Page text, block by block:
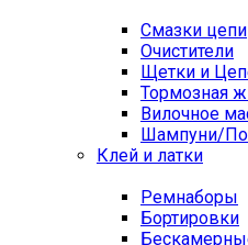
Смазки цепи
Очистители
Щетки и
Тормозная
Вилочное
Шампуни/
Клей и латки
Ремнаборы
Бортировки